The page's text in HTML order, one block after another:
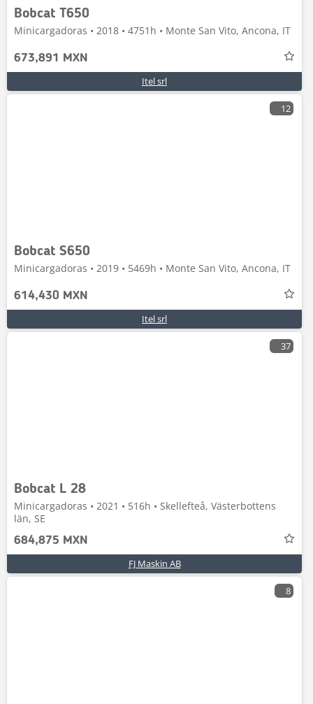
Bobcat T650
Minicargadoras • 2018 • 4751h • Monte San Vito, Ancona, IT
673,891 MXN
Itel srl
12
Bobcat S650
Minicargadoras • 2019 • 5469h • Monte San Vito, Ancona, IT
614,430 MXN
Itel srl
37
Bobcat L 28
Minicargadoras • 2021 • 516h • Skellefteå, Västerbottens
län, SE
684,875 MXN
FJ Maskin AB
8